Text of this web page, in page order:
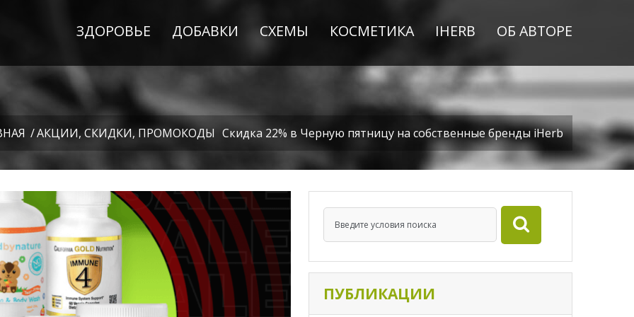
ЗДОРОВЬЕ ДОБАВКИ СХЕМЫ КОСМЕТИКА IHERB ОБ АВТОРЕ
/АКЦИИ, СКИДКИ, ПРОМОКОДЫ Скидка 22% в Черную пятницу на собственные бренды iHerb
ПУБЛИКАЦИИ